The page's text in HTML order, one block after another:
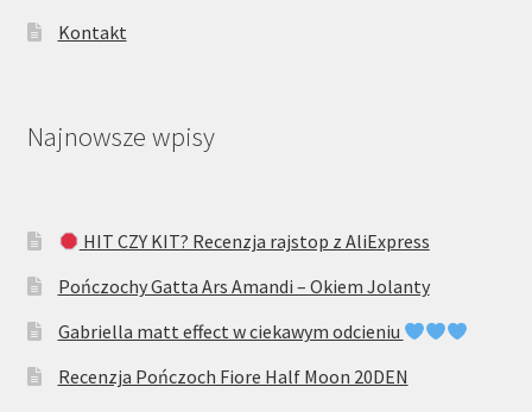
Kontakt
Najnowsze wpisy
HIT CZY KIT? Recenzja rajstop z AliExpress
Pończochy Gatta Ars Amandi – Okiem Jolanty
Gabriella matt effect w ciekawym odcieniu
Recenzja Pończoch Fiore Half Moon 20DEN